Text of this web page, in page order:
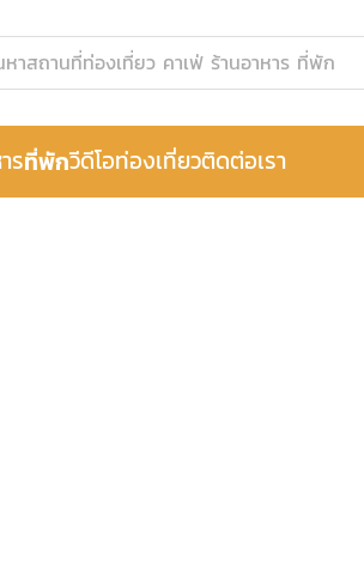
รที่พักวีดีโอท่องเที่ยวติดต่อเรา